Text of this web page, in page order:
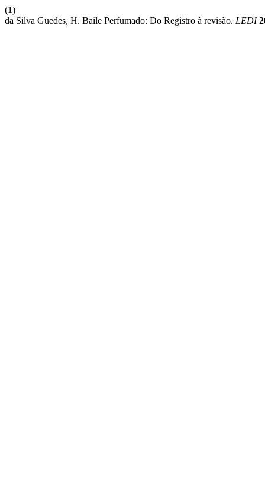
(1)
da Silva Guedes, H. Baile Perfumado: Do Registro à revisão. LEDI